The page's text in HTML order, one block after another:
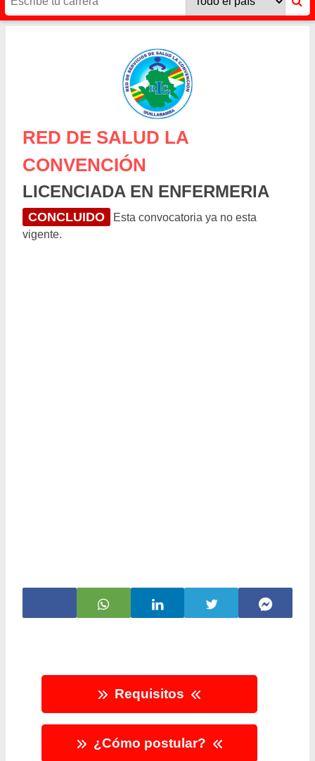
RED DE SALUD LA
CONVENCIÓN
LICENCIADA EN ENFERMERIA
CONCLUIDO
Esta convocatoria ya no esta
vigente.
Requisitos
¿Cómo postular?